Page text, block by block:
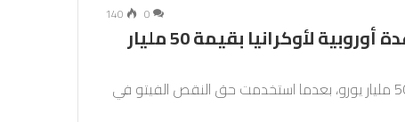
0
140
المجر تستخدم حق النقض لمنع مساعدة أوروبية لأوكرانيا بقيمة 50 مليار
عرقلت المجر إقرار مساعدة أوروبية لأوكرانيا بقيمة 50 مليار يورو، بعدما استخدمت حق النقص الفيتو في